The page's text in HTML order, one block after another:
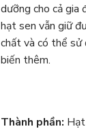
dưỡng cho cả gia
hạt sen vẫn giữ
chất và có thể sử
biến thêm.
Thành phần: